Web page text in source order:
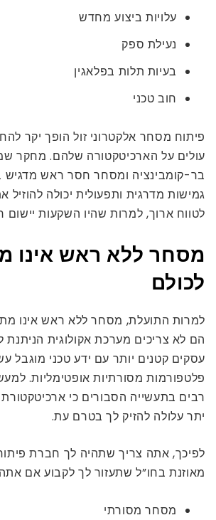
עלויות ביצוע מחדש
נעילת ספק
בעיות תלות בפלאגין
חוב טכני
פיתוח מסחר אלקטרוני זול הופך יקר
עולים על הארכיטקטורה שלהם. מחקר
בר-קומבינציה ומסחר חסר ראש מדגיש
גמישות מדרגית ותפעולית יכולה להוזיל
לטווח ארוך, למרות שהיו השקעות יישום
מסחר ללא ראש אינו
לכולם
למרות התועלת, מסחר ללא ראש אינו
הם לא צריכים מערכת אקולוגית
עסקים קטנים יותר עם ידע טכני מוגבל
פלטפורמות מסורתיות אופטימליות.
רבים בתעשייה הסבורים כי
יתר עלולה להזיק לך בטרם עת.
לפיכך, אתה צריך שתהיה לך חברת
מאוזנת בחו”ל שתעזור לך לקבוע אם
מסחר מסורתי